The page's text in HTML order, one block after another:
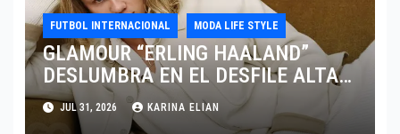
FUTBOL INTERNACIONAL MODA LIFE STYLE
GLAMOUR “ERLING HAALAND”
DESLUMBRA EN EL DESFILE ALTA
SARTORIA DE DOLCE & GABBANA
TRAS EL MUNDIAL 2026
JUL 31, 2026 KARINA ELIAN